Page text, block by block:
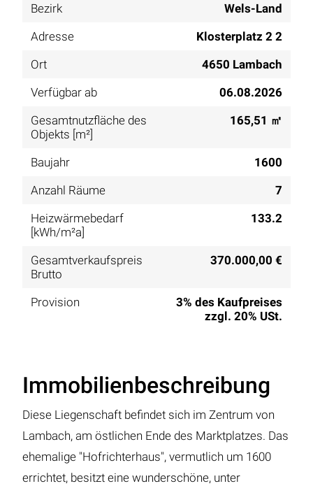
Bezirk
Wels-Land
Adresse
Klosterplatz 2 2
Ort
4650 Lambach
Verfügbar ab
06.08.2026
Gesamtnutzfläche des
Objekts [m²]
165,51 ㎡
Baujahr
1600
Anzahl Räume
7
Heizwärmebedarf
[kWh/m²a]
133.2
Gesamtverkaufspreis
Brutto
370.000,00 €
Provision
3% des Kaufpreises
zzgl. 20% USt.
Immobilienbeschreibung
Diese Liegenschaft befindet sich im Zentrum von
Lambach, am östlichen Ende des Marktplatzes. Das
ehemalige "Hofrichterhaus", vermutlich um 1600
errichtet, besitzt eine wunderschöne, unter